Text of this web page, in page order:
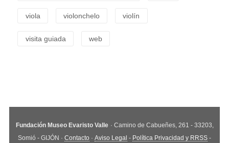
viola violonchelo violín
visita guiada web
Fundación Museo Evaristo Valle · Camino de Cabueñes, 261 - 33203,
Somió - GIJÓN · Contacto · Aviso Legal - Política Privacidad y RRSS -